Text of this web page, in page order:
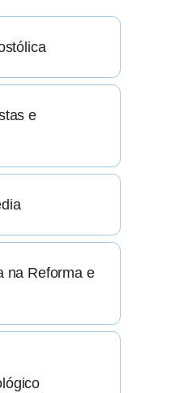
e
na Reforma e